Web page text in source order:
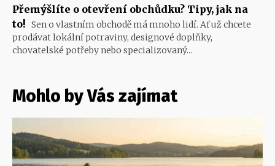
Přemýšlíte o otevření obchůdku? Tipy, jak na
to! Sen o vlastním obchodě má mnoho lidí. Ať už chcete
prodávat lokální potraviny, designové doplňky,
chovatelské potřeby nebo specializovaný...
Mohlo by Vás zajímat